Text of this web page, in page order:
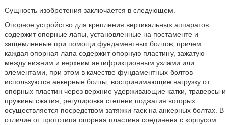
Сущность изобретения заключается в следующем.
Опорное устройство для крепления вертикальных аппаратов
содержит опорные лапы, установленные на постаменте и
защемленные при помощи фундаментных болтов, причем
каждая опорная лапа содержит опорную пластину, зажатую
между нижним и верхним антифрикционным узлами или
элементами, при этом в качестве фундаментных болтов
используются анкерные болты, воспринимающие нагрузку от
опорных пластин через верхние удерживающие катки, траверсы и
пружины сжатия, регулировка степени поджатия которых
осуществляется посредством затяжки гаек на анкерных болтах. В
отличие от прототипа опорная пластина соединена с корпусом